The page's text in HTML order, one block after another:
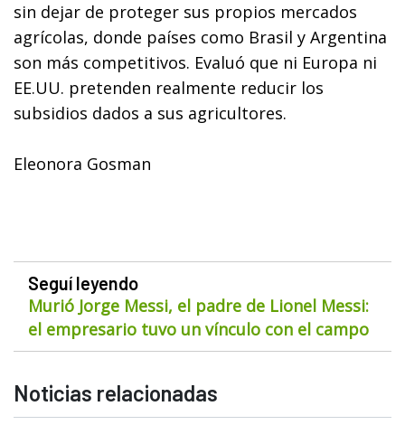
sin dejar de proteger sus propios mercados
agrícolas, donde países como Brasil y Argentina
son más competitivos. Evaluó que ni Europa ni
EE.UU. pretenden realmente reducir los
subsidios dados a sus agricultores.
Eleonora Gosman
Seguí leyendo
Murió Jorge Messi, el padre de Lionel Messi:
el empresario tuvo un vínculo con el campo
Noticias relacionadas